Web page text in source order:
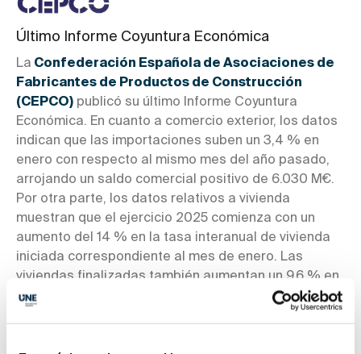
Último Informe Coyuntura Económica
La Confederación Española de Asociaciones de
Fabricantes de Productos de Construcción
(CEPCO) publicó su último Informe Coyuntura
Económica. En cuanto a comercio exterior, los datos
indican que las importaciones suben un 3,4 % en
enero con respecto al mismo mes del año pasado,
arrojando un saldo comercial positivo de 6.030 M€.
Por otra parte, los datos relativos a vivienda
muestran que el ejercicio 2025 comienza con un
aumento del 14 % en la tasa interanual de vivienda
iniciada correspondiente al mes de enero. Las
viviendas finalizadas también aumentan un 9,6 % en
el interanual de enero.